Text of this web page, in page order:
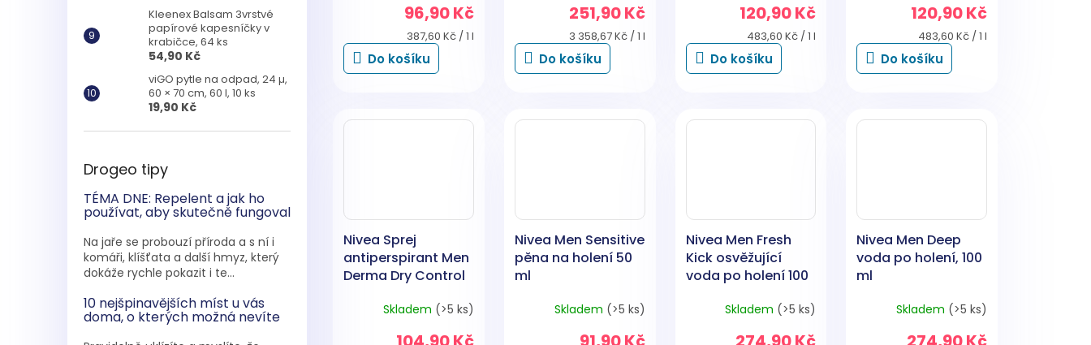
Kleenex Balsam 3vrstvé
papírové kapesníčky v
krabičce, 64 ks
54,90 Kč
viGO pytle na odpad, 24 µ,
60 × 70 cm, 60 l, 10 ks
19,90 Kč
Drogeo tipy
TÉMA DNE: Repelent a jak ho
používat, aby skutečně fungoval
Na jaře se probouzí příroda a s ní i
komáři, klíšťata a další hmyz, který
dokáže rychle pokazit i te...
10 nejšpinavějších míst u vás
doma, o kterých možná nevíte
96,90 Kč
Měrná
cena:
387,60 Kč / 1 l
Do košíku
251,90 Kč
Měrná
cena:
3 358,67 Kč / 1 l
Do košíku
120,90 Kč
Měrná
cena:
483,60 Kč / 1 l
Do košíku
120,90 Kč
Měrná
cena:
483,60 Kč / 1 l
Do košíku
Nivea Sprej
antiperspirant Men
Derma Dry Control
Skladem (>5 ks)
Nivea Men Sensitive
pěna na holení 50
ml
Skladem (>5 ks)
Nivea Men Fresh
Kick osvěžující
voda po holení 100
Skladem (>5 ks)
Nivea Men Deep
voda po holení, 100
ml
Skladem (>5 ks)